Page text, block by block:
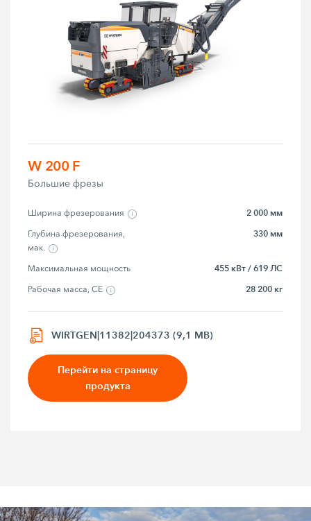
W 200 F
Большие фрезы
Ширина фрезерования 2 000 мм
Глубина фрезерования,
мак.
330 мм
Максимальная мощность 455 кВт / 619 ЛС
Рабочая масса, CE 28 200 кг
WIRTGEN|11382|204373 (9,1 MB)
Перейти на страницу
продукта